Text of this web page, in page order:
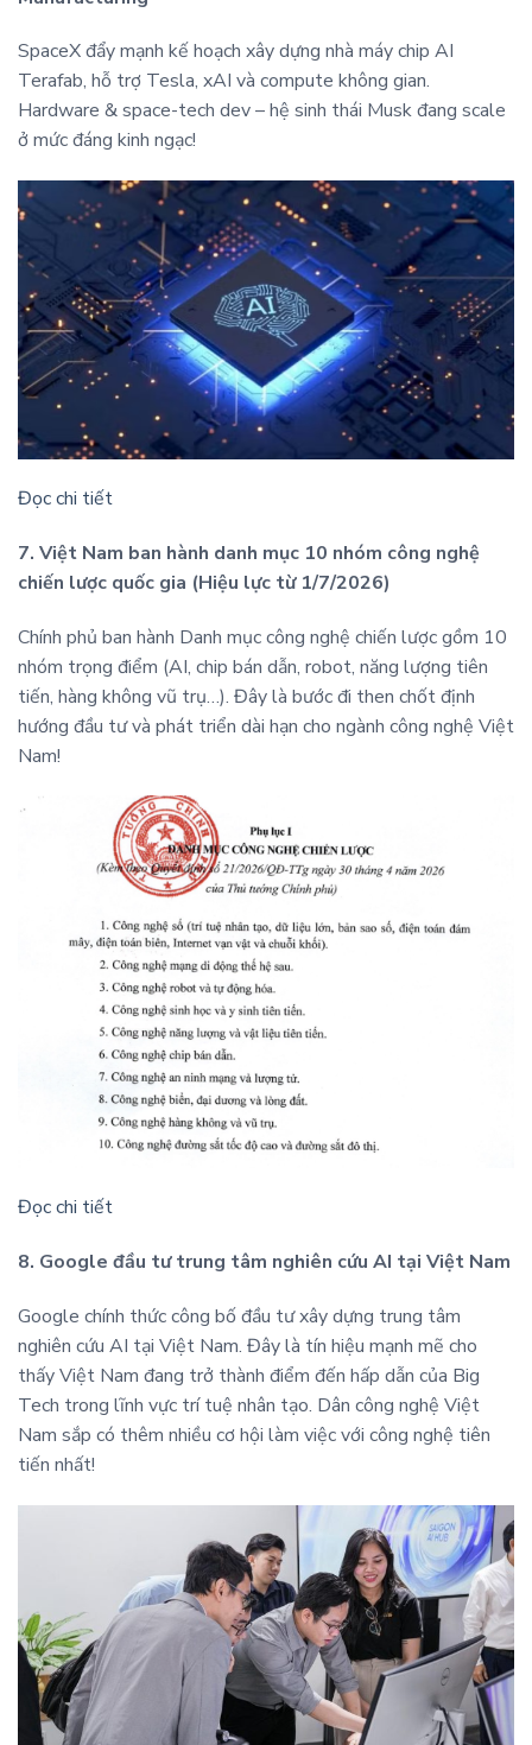
SpaceX đẩy mạnh kế hoạch xây dựng nhà máy chip AI
Terafab, hỗ trợ Tesla, xAI và compute không gian.
Hardware & space-tech dev – hệ sinh thái Musk đang scale
ở mức đáng kinh ngạc!
Đọc chi tiết
7. Việt Nam ban hành danh mục 10 nhóm công nghệ
chiến lược quốc gia (Hiệu lực từ 1/7/2026)
Chính phủ ban hành Danh mục công nghệ chiến lược gồm 10
nhóm trọng điểm (AI, chip bán dẫn, robot, năng lượng tiên
tiến, hàng không vũ trụ…). Đây là bước đi then chốt định
hướng đầu tư và phát triển dài hạn cho ngành công nghệ Việt
Nam!
Đọc chi tiết
8. Google đầu tư trung tâm nghiên cứu AI tại Việt Nam
Google chính thức công bố đầu tư xây dựng trung tâm
nghiên cứu AI tại Việt Nam. Đây là tín hiệu mạnh mẽ cho
thấy Việt Nam đang trở thành điểm đến hấp dẫn của Big
Tech trong lĩnh vực trí tuệ nhân tạo. Dân công nghệ Việt
Nam sắp có thêm nhiều cơ hội làm việc với công nghệ tiên
tiến nhất!